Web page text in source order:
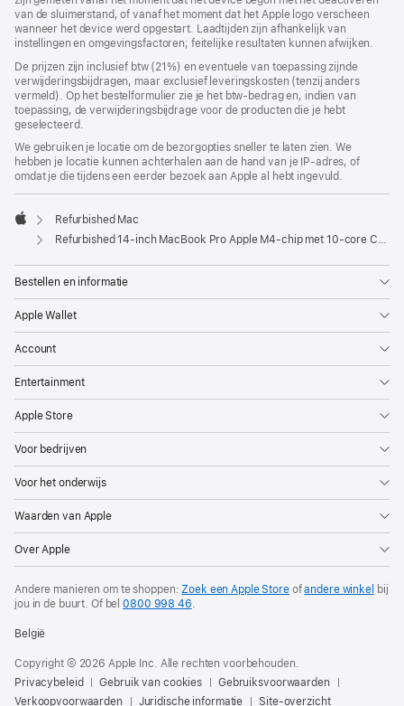
van de sluimerstand, of vanaf het moment dat het Apple logo verscheen
wanneer het device werd opgestart. Laadtijden zijn afhankelijk van
instellingen en omgevings­­factoren; feitelijke resultaten kunnen afwijken.
De prijzen zijn inclusief btw (21%) en eventuele van toepassing zijnde
verwijderingsbijdragen, maar exclusief leveringskosten (tenzij anders
vermeld). Op het bestelformulier zie je het btw-bedrag en, indien van
toepassing, de verwijderingsbijdrage voor de producten die je hebt
geselecteerd.
We gebruiken je locatie om de bezorgopties sneller te laten zien. We
hebben je locatie kunnen achterhalen aan de hand van je IP-adres, of
omdat je die tijdens een eerder bezoek aan Apple al hebt ingevuld.
Apple
Refurbished Mac
Refurbished 14‑inch MacBook Pro Apple M4-chip met 10‑core CPU en 10‑core GPU - Zilver
Bestellen en informatie
Apple Wallet
Account
Entertainment
Apple Store
Voor bedrijven
Voor het onderwijs
Waarden van Apple
Over Apple
Andere manieren om te shoppen:Zoek een Apple Storeofandere winkel bij
jou in de buurt. Of bel0800 998 46.
België
Copyright © 2026 Apple Inc. Alle rechten voorbehouden.
Privacybeleid
Gebruik van cookies
Gebruiksvoorwaarden
Verkoopvoorwaarden
Juridische informatie Site-overzicht